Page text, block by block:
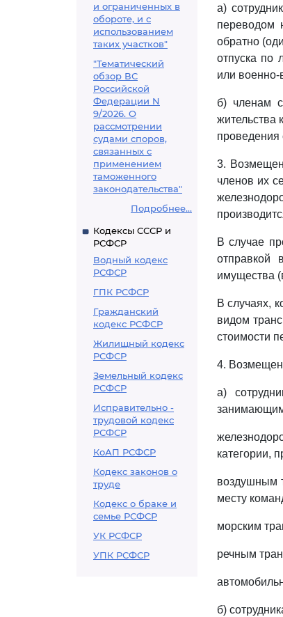
и ограниченных в
обороте, и с
использованием
таких участков"
"Тематический
обзор ВС
Российской
Федерации N
9/2026. О
рассмотрении
судами споров,
связанных с
применением
таможенного
законодательства"
Подробнее...
Кодексы СССР и
РСФСР
Водный кодекс
РСФСР
ГПК РСФСР
Гражданский
кодекс РСФСР
Жилищный кодекс
РСФСР
Земельный кодекс
РСФСР
Исправительно -
трудовой кодекс
РСФСР
КоАП РСФСР
Кодекс законов о
труде
Кодекс о браке и
семье РСФСР
УК РСФСР
УПК РСФСР
а)
переводом
обратно
отпуска по
или военно-
б) членам
жительства
проведения
3.
членов их
В случае
отправкой
имущества
В случаях,
видом
стоимости
4.
а)
категории,
воздушным
месту
морским
речным
б)